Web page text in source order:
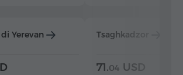
Yerevan
Tsaghkadzor
71.04 USD